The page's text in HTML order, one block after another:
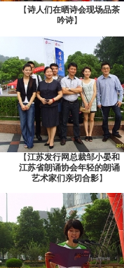
【诗人们在晒诗会现场品茶
吟诗】
【江苏发行网总裁邹小晏和
江苏省朗诵协会年轻的朗诵
艺术家们亲切合影】